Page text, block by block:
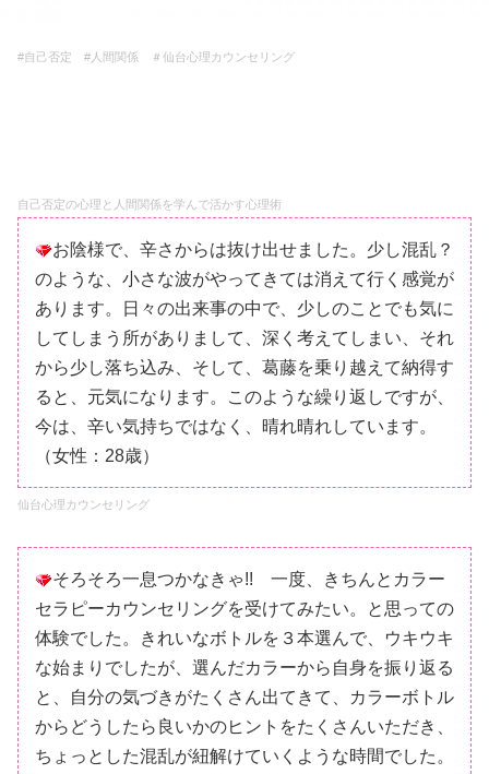
#自己否定 #人間関係 ＃仙台心理カウンセリング
自己否定の心理と人間関係を学んで活かす心理術
お陰様で、辛さからは抜け出せました。少し混乱？
のような、小さな波がやってきては消えて行く感覚が
あります。日々の出来事の中で、少しのことでも気に
してしまう所がありまして、深く考えてしまい、それ
から少し落ち込み、そして、葛藤を乗り越えて納得す
ると、元気になります。このような繰り返しですが、
今は、辛い気持ちではなく、晴れ晴れしています。
（女性：28歳）
仙台心理カウンセリング
そろそろ一息つかなきゃ!! 一度、きちんとカラー
セラピーカウンセリングを受けてみたい。と思っての
体験でした。きれいなボトルを３本選んで、ウキウキ
な始まりでしたが、選んだカラーから自身を振り返る
と、自分の気づきがたくさん出てきて、カラーボトル
からどうしたら良いかのヒントをたくさんいただき、
ちょっとした混乱が紐解けていくような時間でした。